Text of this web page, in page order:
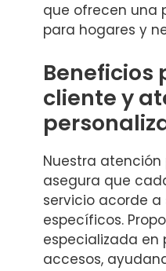
que ofrecen una
para hogares y
Beneficios
cliente y
Nuestra atención
asegura que
servicio acorde
específicos.
especializada en
accesos,